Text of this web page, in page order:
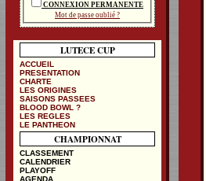
CONNEXION PERMANENTE
Mot de passe oublié ?
LUTECE CUP
ACCUEIL
PRESENTATION
CHARTE
LES ORIGINES
SAISONS PASSEES
BLOOD BOWL ?
LES REGLES
LE PANTHEON
CHAMPIONNAT
CLASSEMENT
CALENDRIER
PLAYOFF
AGENDA